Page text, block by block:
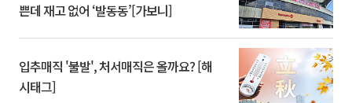
쁜데 재고 없어 ‘발동동’[가보니]
입추매직 '불발', 처서매직은 올까요? [해
시태그]